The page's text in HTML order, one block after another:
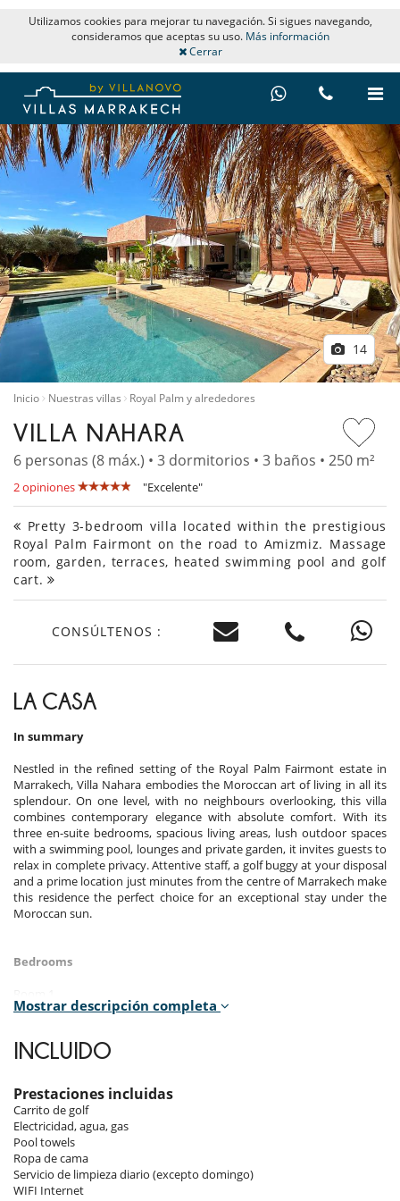
Utilizamos cookies para mejorar tu navegación. Si sigues navegando,
consideramos que aceptas su uso. Más información
Cerrar
14
Inicio Nuestras villas Royal Palm y alrededores
VILLA NAHARA
6 personas (8 máx.) • 3 dormitorios • 3 baños • 250 m²
2 opiniones "Excelente"
Pretty 3-bedroom villa located within the prestigious
Royal Palm Fairmont on the road to Amizmiz. Massage
room, garden, terraces, heated swimming pool and golf
cart.
CONSÚLTENOS :
LA CASA
In summary
Nestled in the refined setting of the Royal Palm Fairmont estate in
Marrakech, Villa Nahara embodies the Moroccan art of living in all its
splendour. On one level, with no neighbours overlooking, this villa
combines contemporary elegance with absolute comfort. With its
three en-suite bedrooms, spacious living areas, lush outdoor spaces
with a swimming pool, lounges and private garden, it invites guests to
relax in complete privacy. Attentive staff, a golf buggy at your disposal
and a prime location just minutes from the centre of Marrakech make
this residence the perfect choice for an exceptional stay under the
Moroccan sun.
Bedrooms
Room, Ground level. This bedroom has 1 double bed 180 cm.
This bedroom includes also air conditioning, TV.
Room, Ground level. This bedroom has 1 double bed 180 cm.
Bathroom private, with shower. WC in the bathroom. This bedroom
includes also air conditioning.
Room 3
Room, Ground level. This bedroom has 1 twin beds Super king size.
Bathroom private, with shower. WC in the bathroom. This bedroom
Mostrar descripción completa
INCLUIDO
Prestaciones incluidas
Carrito de golf
Electricidad, agua, gas
Pool towels
Ropa de cama
Servicio de limpieza diario (excepto domingo)
WIFI Internet